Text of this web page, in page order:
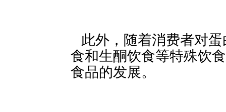
此外，随着消费者
食和生酮饮食等特殊饮
食品的发展。